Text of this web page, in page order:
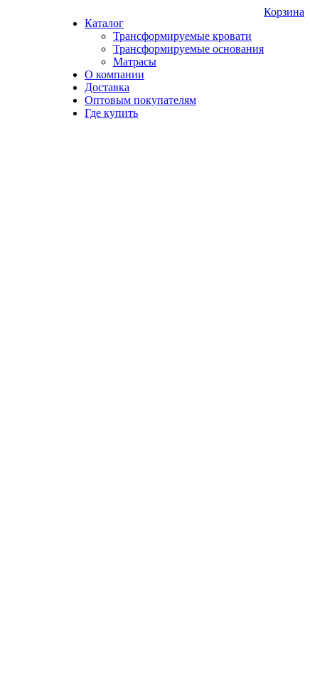
Каталог
Трансформируемые кровати
Трансформируемые основания
Матрасы
О компании
Доставка
Оптовым покупателям
Где купить
Корзина